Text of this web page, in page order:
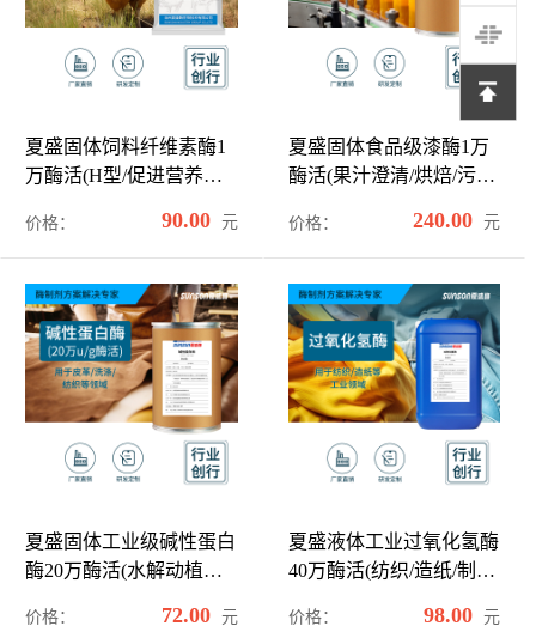
夏盛固体饲料纤维素酶1
万酶活(H型/促进营养物
价格： 90.00 元
夏盛固体食品级漆酶1万
酶活(果汁澄清/烘焙/污水
价格： 240.00 元
夏盛固体工业级碱性蛋白
酶20万酶活(水解动植物
价格： 72.00 元
夏盛液体工业过氧化氢酶
40万酶活(纺织/造纸/制备
2001
价格： 98.00 元